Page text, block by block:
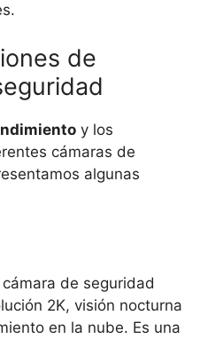
de
y los
cámaras de
algunas
de seguridad
2K, visión nocturna
en la nube. Es una